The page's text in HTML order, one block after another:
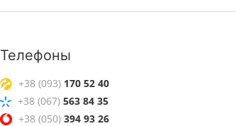
Телефоны
+38 (093) 170 52 40
+38 (067) 563 84 35
+38 (050) 394 93 26